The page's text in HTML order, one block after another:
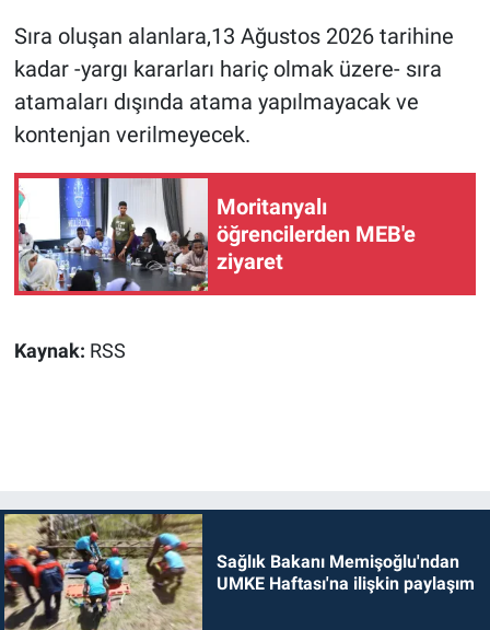
Sıra oluşan alanlara,13 Ağustos 2026 tarihine
kadar -yargı kararları hariç olmak üzere- sıra
atamaları dışında atama yapılmayacak ve
kontenjan verilmeyecek.
Moritanyalı
öğrencilerden MEB'e
ziyaret
Kaynak: RSS
Sağlık Bakanı Memişoğlu'ndan
UMKE Haftası'na ilişkin paylaşım